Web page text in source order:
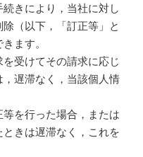
きにより，当社に対し
（以下，「訂正等」と
ます。
受けてその請求に応じ
遅滞なく，当該個人情
を行った場合，または
きは遅滞なく，これを